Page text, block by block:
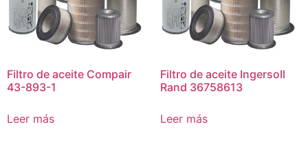
Filtro de aceite Compair
43-893-1
Leer más
Filtro de aceite Ingersoll
Rand 36758613
Leer más